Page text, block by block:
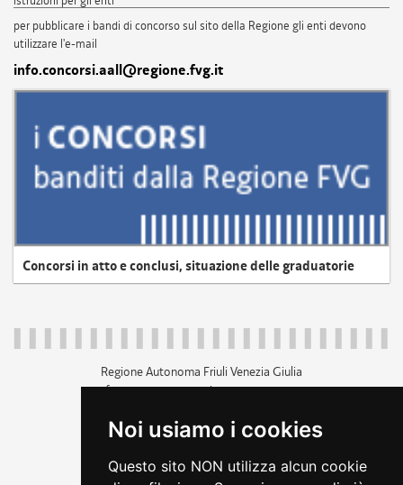
Noi usiamo i cookies
Questo sito NON utilizza alcun cookie
per pubblicare i bandi di concorso sul sito della Regione gli enti devono
utilizzare l'e-mail
info.concorsi.aall@regione.fvg.it
Concorsi in atto e conclusi, situazione delle graduatorie
Regione Autonoma Friuli Venezia Giulia
c.f. 80014930327; p.iva 00526040324
+39 040 3771111